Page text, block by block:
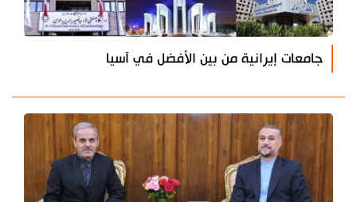
جامعات إيرانية من بين الأفضل في آسيا